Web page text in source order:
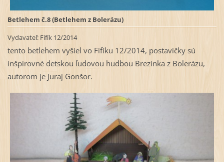
Betlehem č.8 (Betlehem z Bolerázu)
Vydavateľ: Fifík 12/2014
tento betlehem vyšiel vo Fifíku 12/2014, postavičky sú
inšpirovné detskou ľudovou hudbou Brezinka z Bolerázu,
autorom je Juraj Gonšor.